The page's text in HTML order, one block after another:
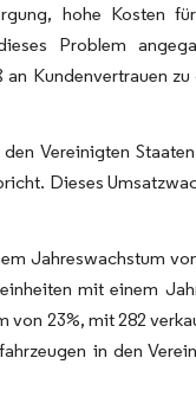
hohe Kosten für
Problem
Kundenvertrauen
Vereinigten
Dieses
Jahreswachstum
mit einem
von 23%, mit 282
in den